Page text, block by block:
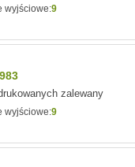
wyjściowe:9
zalewany
wyjściowe:9